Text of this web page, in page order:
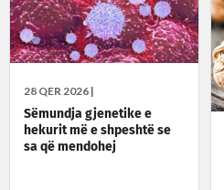
28 QER 2026 |
Sëmundja gjenetike e
hekurit më e shpeshtë se
sa që mendohej